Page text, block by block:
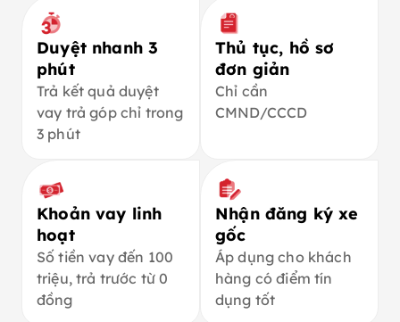
Duyệt nhanh 3
phút
Trả kết quả duyệt
vay trả góp chỉ trong
3 phút
Thủ tục, hồ sơ
đơn giản
Chỉ cần
CMND/CCCD
Khoản vay linh
hoạt
Số tiền vay đến 100
triệu, trả trước từ 0
đồng
Nhận đăng ký xe
gốc
Áp dụng cho khách
hàng có điểm tín
dụng tốt